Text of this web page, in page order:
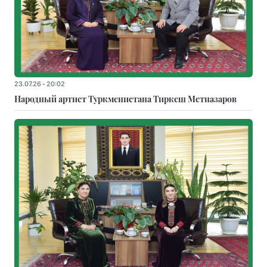
23.07.26 - 20:02
Народный артист Туркменистана Тиркеш Мeтназаров